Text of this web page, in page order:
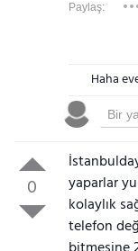
Paylaş:
Haha
0
yaparlar
kolaylık
telefon